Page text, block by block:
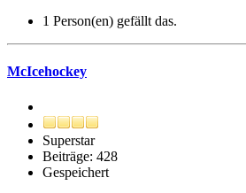
1 Person(en) gefällt das.
McIcehockey
Superstar
Beiträge: 428
Gespeichert